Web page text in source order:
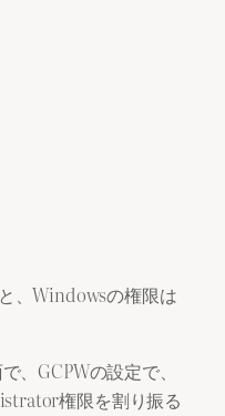
、Windowsの権限は
、GCPWの設定で、
権限を割り振る